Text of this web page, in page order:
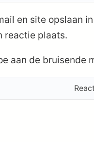
en site opslaan
reactie plaats.
aan de bruisende